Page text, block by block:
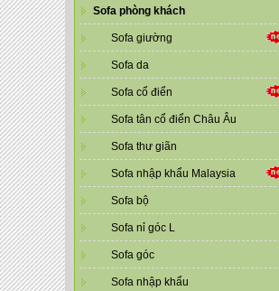
Sofa phòng khách
Sofa giường
Sofa da
Sofa cổ điển
Sofa tân cổ điển Châu Âu
Sofa thư giãn
Sofa nhập khẩu Malaysia
Sofa bộ
Sofa nỉ góc L
Sofa góc
Sofa nhập khẩu